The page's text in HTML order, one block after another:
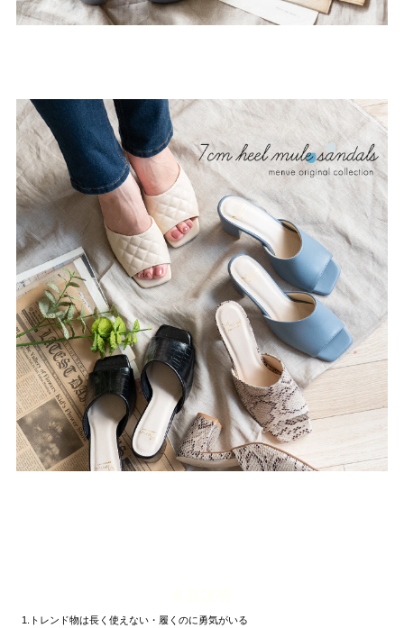
ピンク オレンジ イエロー グリーン ブルー パープル
ゴールド シルバー クリア
サイズから選ぶ
21.0cm 21.5cm
22.0cm 22.5cm
23.0cm 23.5cm
24.0cm 24.5cm
1.トレンド物は長く使えない・履くのに勇気がいる